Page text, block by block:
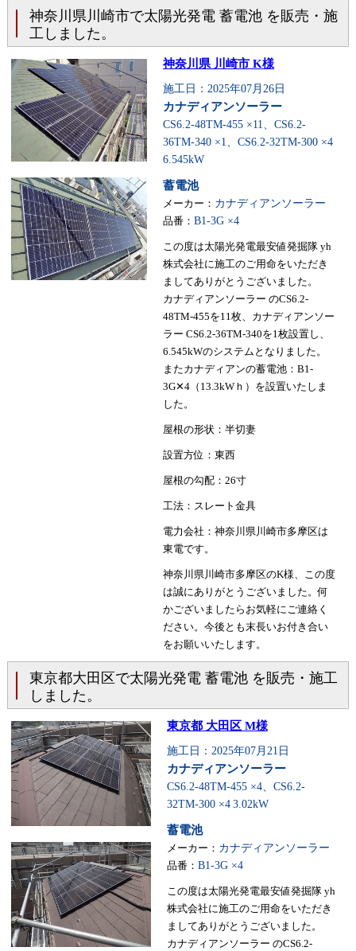
神奈川県川崎市で太陽光発電 蓄電池 を販売・施
工しました。
神奈川県 川崎市 K様
施工日：2025年07月26日
カナディアンソーラー
CS6.2-48TM-455 ×11、CS6.2-
36TM-340 ×1、CS6.2-32TM-300 ×4
6.545kW
蓄電池
メーカー： カナディアンソーラー
品番： B1-3G ×4
この度は太陽光発電最安値発掘隊 yh
株式会社に施工のご用命をいただき
ましてありがとうございました。
カナディアンソーラー のCS6.2-
48TM-455を11枚、カナディアンソー
ラー CS6.2-36TM-340を1枚設置し、
6.545kWのシステムとなりました。
またカナディアンの蓄電池：B1-
3G✕4（13.3kWｈ）を設置いたしま
した。
屋根の形状：半切妻
設置方位：東西
屋根の勾配：26寸
工法：スレート金具
電力会社：神奈川県川崎市多摩区は
東電です。
神奈川県川崎市多摩区のK様、この度
は誠にありがとうございました。何
かございましたらお気軽にご連絡く
ださい。今後とも末長いお付き合い
をお願いいたします。
東京都大田区で太陽光発電 蓄電池 を販売・施工
しました。
東京都 大田区 M様
施工日：2025年07月21日
カナディアンソーラー
CS6.2-48TM-455 ×4、CS6.2-
32TM-300 ×4 3.02kW
蓄電池
メーカー： カナディアンソーラー
品番： B1-3G ×4
この度は太陽光発電最安値発掘隊 yh
株式会社に施工のご用命をいただき
ましてありがとうございました。
カナディアンソーラー のCS6.2-